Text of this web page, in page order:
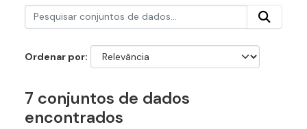
Ordenar por
7 conjuntos de dados
encontrados